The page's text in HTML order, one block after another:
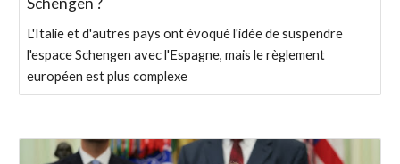
L'Italie et d'autres pays ont évoqué l'idée de suspendre
l'espace Schengen avec l'Espagne, mais le règlement
européen est plus complexe